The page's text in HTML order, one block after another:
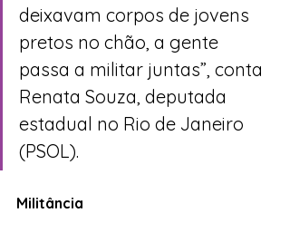
deixavam corpos de jovens
pretos no chão, a gente
passa a militar juntas”, conta
Renata Souza, deputada
estadual no Rio de Janeiro
(PSOL).
Militância